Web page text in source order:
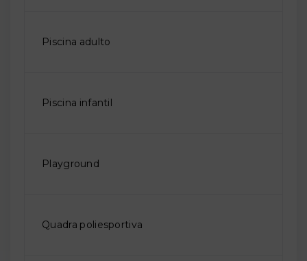
Piscina adulto
Piscina infantil
Playground
Quadra poliesportiva